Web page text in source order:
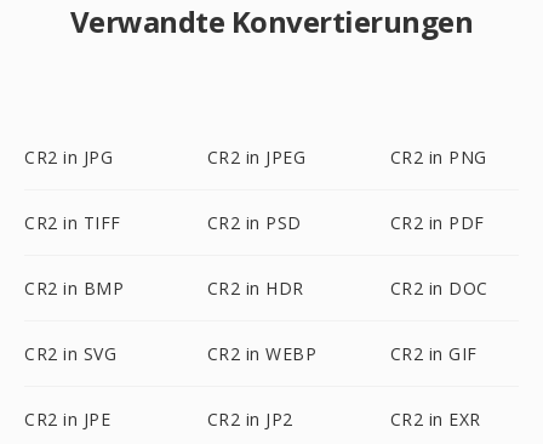
Verwandte Konvertierungen
CR2 in JPG CR2 in JPEG CR2 in PNG
CR2 in TIFF CR2 in PSD CR2 in PDF
CR2 in BMP CR2 in HDR CR2 in DOC
CR2 in SVG CR2 in WEBP CR2 in GIF
CR2 in JPE CR2 in JP2 CR2 in EXR